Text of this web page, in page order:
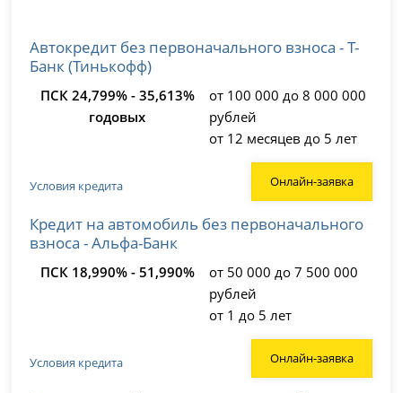
Автокредит без первоначального взноса - Т-
Банк (Тинькофф)
ПСК 24,799% - 35,613%
годовых
от 100 000 до 8 000 000
рублей
от 12 месяцев до 5 лет
Условия кредита Онлайн-заявка
Кредит на автомобиль без первоначального
взноса - Альфа-Банк
ПСК 18,990% - 51,990%
от 50 000 до 7 500 000
рублей
от 1 до 5 лет
Условия кредита Онлайн-заявка